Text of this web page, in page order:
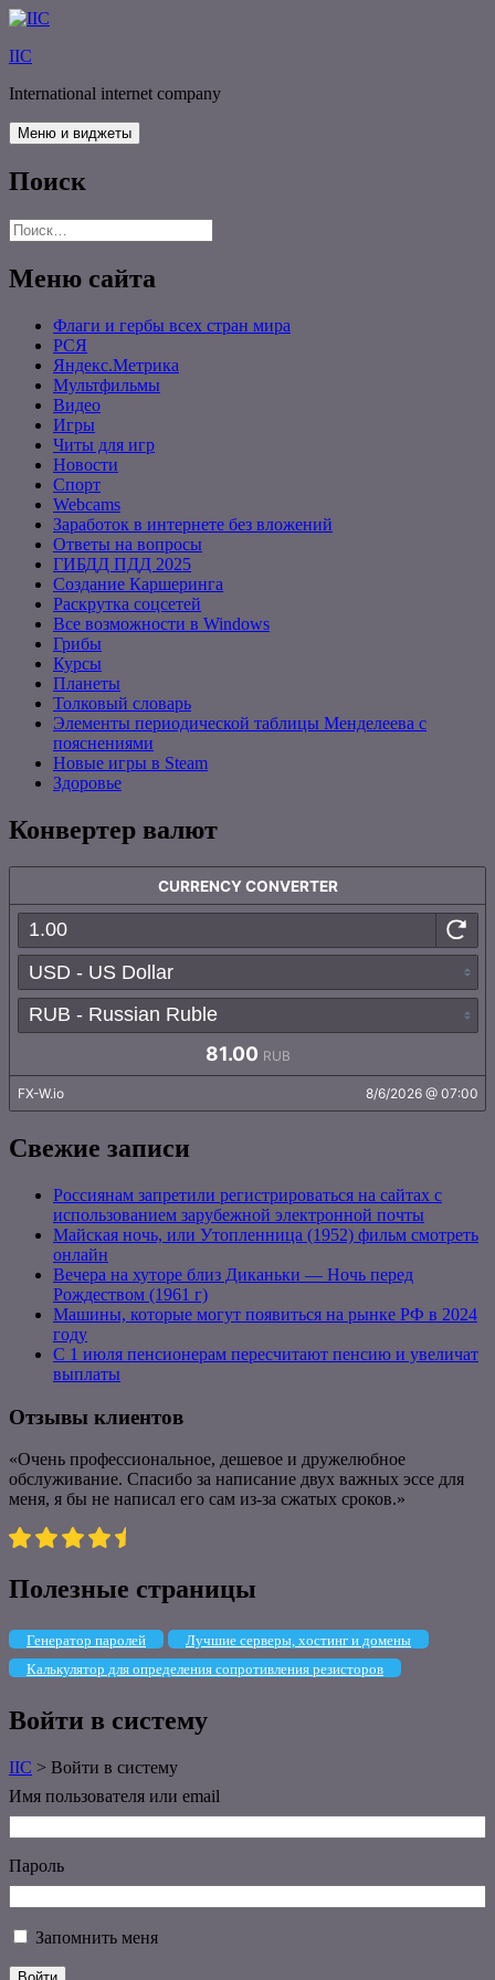
Перейти
содержимому
IIC
International internet company
Меню и виджеты
Поиск
Найти:
Меню сайта
Флаги и гербы всех стран мира
РСЯ
Яндекс.Метрика
Мультфильмы
Видео
Игры
Читы для игр
Новости
Спорт
Webcams
Заработок в интернете без вложений
Ответы на вопросы
ГИБДД ПДД 2025
Создание Каршеринга
Раскрутка соцсетей
Все возможности в Windows
Грибы
Курсы
Планеты
Толковый словарь
Элементы периодической таблицы Менделеева с
пояснениями
Новые игры в Steam
Здоровье
Конвертер валют
Свежие записи
Россиянам запретили регистрироваться на сайтах с
использованием зарубежной электронной почты
Майская ночь, или Утопленница (1952) фильм смотреть
онлайн
Вечера на хуторе близ Диканьки — Ночь перед
Рождеством (1961 г)
Машины, которые могут появиться на рынке РФ в 2024
году
С 1 июля пенсионерам пересчитают пенсию и увеличат
выплаты
Отзывы клиентов
«Очень профессиональное, дешевое и дружелюбное
обслуживание. Спасибо за написание двух важных эссе для
меня, я бы не написал его сам из-за сжатых сроков.»
Полезные страницы
Генератор паролей
Лучшие серверы, хостинг и домены
Калькулятор для определения сопротивления резисторов
Войти в систему
IIC > Войти в систему
Имя пользователя или email
Пароль
Запомнить меня